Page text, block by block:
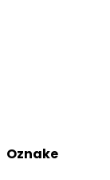
Oznake